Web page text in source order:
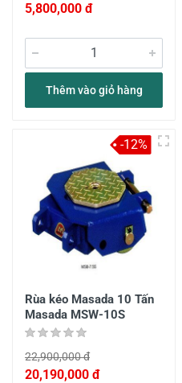
5,800,000 đ
Thêm vào giỏ hàng
Rùa kéo Masada 10 Tấn
Masada MSW-10S
22,900,000 đ
20,190,000 đ
-12%